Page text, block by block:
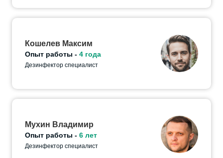
Кошелев Максим
Опыт работы - 4 года
Дезинфектор специалист
Мухин Владимир
Опыт работы - 6 лет
Дезинфектор специалист